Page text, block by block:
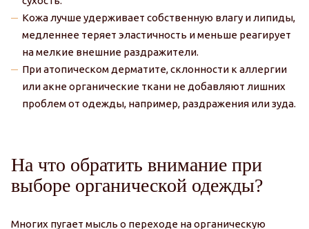
Кожа лучше удерживает собственную влагу и липиды,
медленнее теряет эластичность и меньше реагирует
на мелкие внешние раздражители.
При атопическом дерматите, склонности к аллергии
или акне органические ткани не добавляют лишних
проблем от одежды, например, раздражения или зуда.
На что обратить внимание при
выборе органической одежды?
Многих пугает мысль о переходе на органическую